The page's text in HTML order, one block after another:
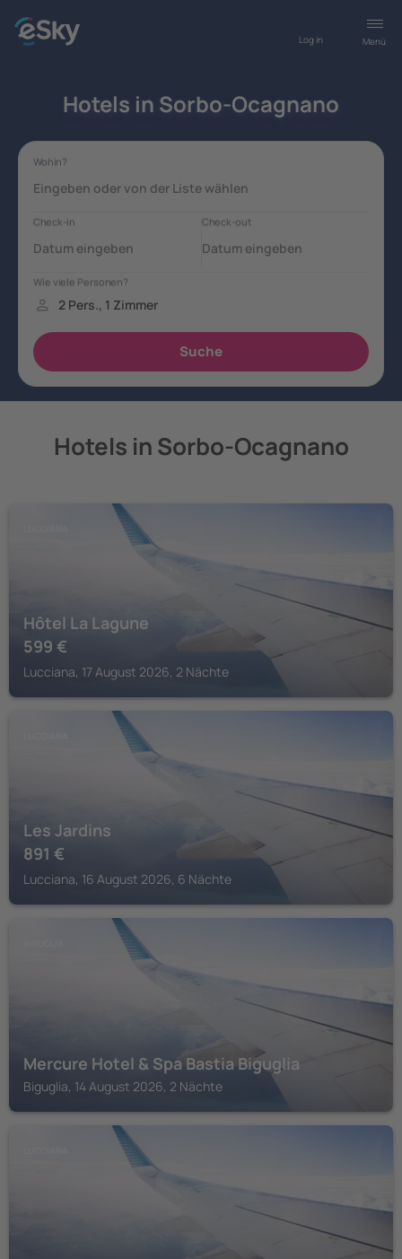
Menü
Log in
Hotels in Sorbo-Ocagnano
Hotels in Sorbo-Ocagnano
Hôtel La Lagune
599 €
Lucciana, 17 August 2026, 2 Nächte
Les Jardins
891 €
Lucciana, 16 August 2026, 6 Nächte
Mercure Hotel & Spa Bastia Biguglia
Biguglia, 14 August 2026, 2 Nächte